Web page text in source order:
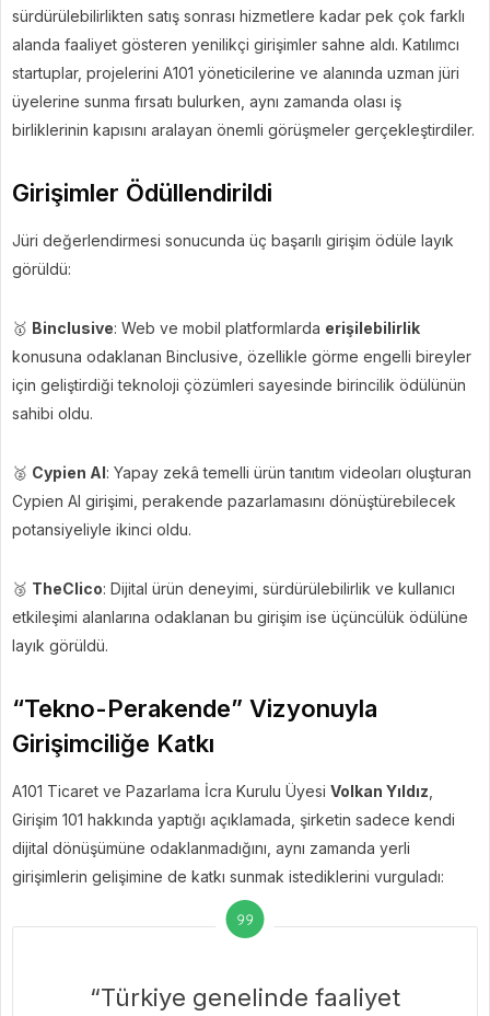
sürdürülebilirlikten satış sonrası hizmetlere kadar pek çok farklı
alanda faaliyet gösteren yenilikçi girişimler sahne aldı. Katılımcı
startuplar, projelerini A101 yöneticilerine ve alanında uzman jüri
üyelerine sunma fırsatı bulurken, aynı zamanda olası iş
birliklerinin kapısını aralayan önemli görüşmeler gerçekleştirdiler.
Girişimler Ödüllendirildi
Jüri değerlendirmesi sonucunda üç başarılı girişim ödüle layık
görüldü:
🥇 Binclusive: Web ve mobil platformlarda erişilebilirlik
konusuna odaklanan Binclusive, özellikle görme engelli bireyler
için geliştirdiği teknoloji çözümleri sayesinde birincilik ödülünün
sahibi oldu.
🥈 Cypien AI: Yapay zekâ temelli ürün tanıtım videoları oluşturan
Cypien AI girişimi, perakende pazarlamasını dönüştürebilecek
potansiyeliyle ikinci oldu.
🥉 TheClico: Dijital ürün deneyimi, sürdürülebilirlik ve kullanıcı
etkileşimi alanlarına odaklanan bu girişim ise üçüncülük ödülüne
layık görüldü.
“Tekno-Perakende” Vizyonuyla
Girişimciliğe Katkı
A101 Ticaret ve Pazarlama İcra Kurulu Üyesi Volkan Yıldız
Girişim 101 hakkında yaptığı açıklamada, şirketin sadece kendi
dijital dönüşümüne odaklanmadığını, aynı zamanda yerli
girişimlerin gelişimine de katkı sunmak istediklerini vurguladı:
“Türkiye genelinde faaliyet